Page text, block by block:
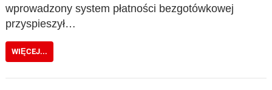
wprowadzony system płatności bezgotówkowej
przyspieszył…
WIĘCEJ...